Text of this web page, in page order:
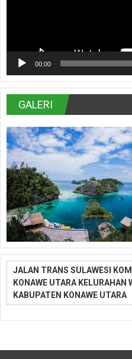
00:00
GALERI
JALAN TRANS SULAWESI
KONAWE UTARA KELURAHAN
KABUPATEN KONAWE UTARA